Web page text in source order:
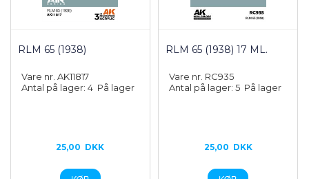
RLM 65 (1938)
Vare nr. AK11817
Antal på lager: 4 På lager
25,00 DKK
RLM 65 (1938) 17 ML.
Vare nr. RC935
Antal på lager: 5 På lager
25,00 DKK